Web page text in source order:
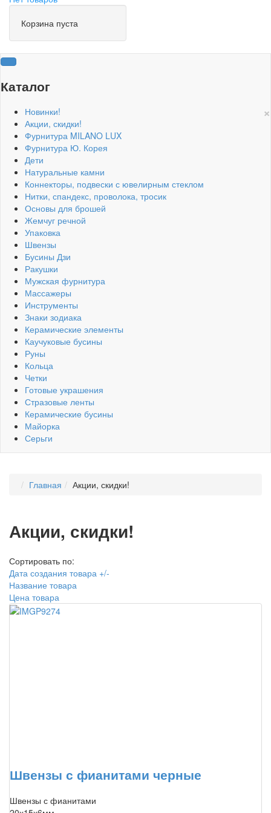
Корзина пуста
Каталог
×
Новинки!
Акции, скидки!
Фурнитура MILANO LUX
Фурнитура Ю. Корея
Дети
Натуральные камни
Коннекторы, подвески с ювелирным стеклом
Нитки, спандекс, проволока, тросик
Основы для брошей
Жемчуг речной
Упаковка
Швензы
Бусины Дзи
Ракушки
Мужская фурнитура
Массажеры
Инструменты
Знаки зодиака
Керамические элементы
Каучуковые бусины
Руны
Кольца
Четки
Готовые украшения
Стразовые ленты
Керамические бусины
Майорка
Серьги
Главная Акции, скидки!
Акции, скидки!
Сортировать по:
Дата создания товара +/-
Название товара
Цена товара
Швензы с фианитами черные
Швензы с фианитами